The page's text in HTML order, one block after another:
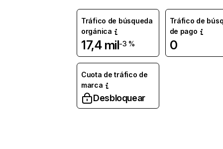
Tráfico de búsqueda
orgánica
17,4 mil-3 %
Tráfico de
de pago
0
Cuota de tráfico de
marca
Desbloquear